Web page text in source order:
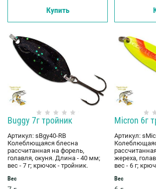
Купить
Buggy 7г тройник
Артикул: sBgy40-RB
Колеблющаяся блесна
рассчитанная на форель,
голавля, окуня. Длина - 40 мм;
вес - 7 г; крючок - тройник.
Вес
Micron 6г
Артикул:
жереха,
вес - 6 г;
Вес